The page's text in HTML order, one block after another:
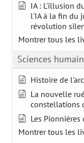
IA : L'illusion
l'IA à la fin du
révolution
Montrer tous les
Sciences
Histoire de
La nouvelle
constellations
Les
Montrer tous les